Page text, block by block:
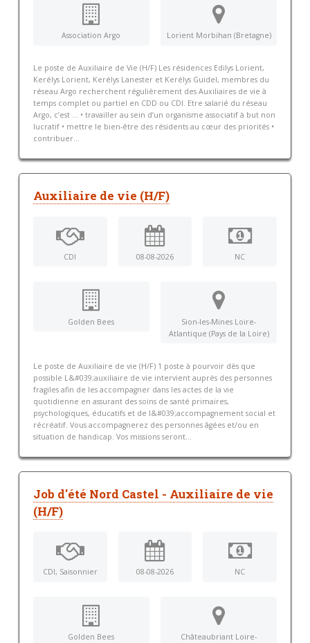
Association Argo Lorient Morbihan (Bretagne)
Le poste de Auxiliaire de Vie (H/F) Les résidences Edilys Lorient,
Kerélys Lorient, Kerélys Lanester et Kerélys Guidel, membres du
réseau Argo recherchent régulièrement des Auxiliaires de vie à
temps complet ou partiel en CDD ou CDI. Etre salarié du réseau
Argo, c’est … • travailler au sein d’un organisme associatif à but non
lucratif • mettre le bien-être des résidents au cœur des priorités •
contribuer...
Auxiliaire de vie (H/F)
CDI 08-08-2026 NC
Golden Bees
Sion-les-Mines Loire-
Atlantique (Pays de la Loire)
Le poste de Auxiliaire de vie (H/F) 1 poste à pourvoir dès que
possible L&#039;auxiliaire de vie intervient auprès des personnes
fragiles afin de les accompagner dans les actes de la vie
quotidienne en assurant des soins de santé primaires,
psychologiques, éducatifs et de l&#039;accompagnement social et
récréatif. Vous accompagnerez des personnes âgées et/ou en
situation de handicap. Vos missions seront...
Job d'été Nord Castel - Auxiliaire de vie
(H/F)
CDI, Saisonnier 08-08-2026 NC
Golden Bees
Châteaubriant Loire-